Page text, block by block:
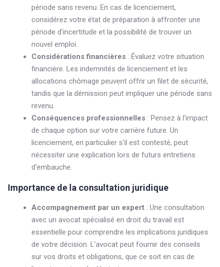
période sans revenu. En cas de licenciement,
considérez votre état de préparation à affronter une
période d'incertitude et la possibilité de trouver un
nouvel emploi.
Considérations financières : Évaluez votre situation
financière. Les indemnités de licenciement et les
allocations chômage peuvent offrir un filet de sécurité,
tandis que la démission peut impliquer une période sans
revenu.
Conséquences professionnelles : Pensez à l'impact
de chaque option sur votre carrière future. Un
licenciement, en particulier s'il est contesté, peut
nécessiter une explication lors de futurs entretiens
d'embauche.
Importance de la consultation juridique
Accompagnement par un expert : Une consultation
avec un avocat spécialisé en droit du travail est
essentielle pour comprendre les implications juridiques
de votre décision. L'avocat peut fournir des conseils
sur vos droits et obligations, que ce soit en cas de